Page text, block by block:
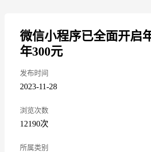
微信小程序已全面开启
年300元
发布时间
2023-11-28
浏览次数
12190次
所属类别